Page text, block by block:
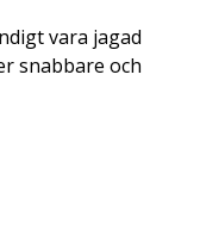
vara jagad
snabbare och